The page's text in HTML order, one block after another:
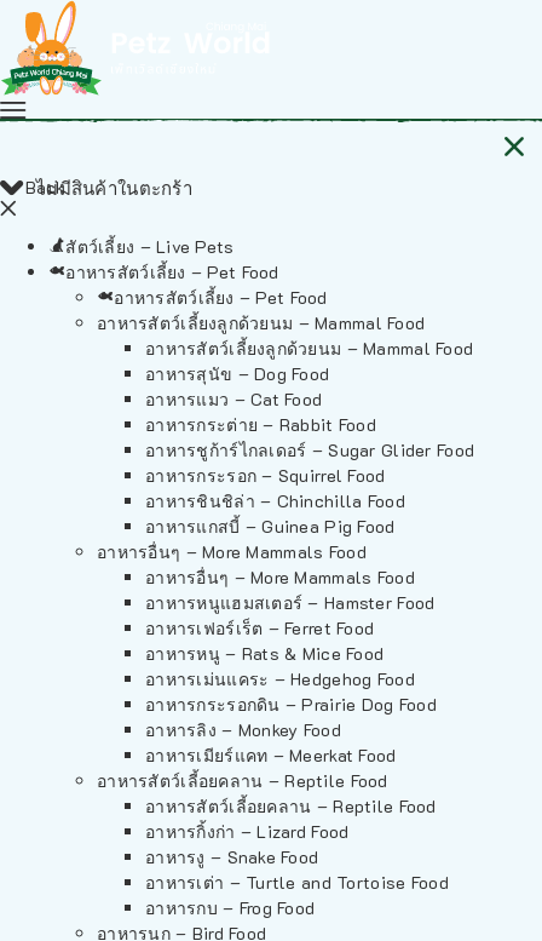
ไม่มีสินค้าในตะกร้า
Back
สัตว์เลี้ยง – Live Pets
อาหารสัตว์เลี้ยง – Pet Food
อาหารสัตว์เลี้ยง – Pet Food
อาหารสัตว์เลี้ยงลูกด้วยนม – Mammal Food
อาหารสัตว์เลี้ยงลูกด้วยนม – Mammal Food
อาหารสุนัข – Dog Food
อาหารแมว – Cat Food
อาหารกระต่าย – Rabbit Food
อาหารชูก้าร์ไกลเดอร์ – Sugar Glider Food
อาหารกระรอก – Squirrel Food
อาหารชินชิล่า – Chinchilla Food
อาหารแกสบี้ – Guinea Pig Food
อาหารอื่นๆ – More Mammals Food
อาหารอื่นๆ – More Mammals Food
อาหารหนูแฮมสเตอร์ – Hamster Food
อาหารเฟอร์เร็ต – Ferret Food
อาหารหนู – Rats & Mice Food
อาหารเม่นแคระ – Hedgehog Food
อาหารกระรอกดิน – Prairie Dog Food
อาหารลิง – Monkey Food
อาหารเมียร์แคท – Meerkat Food
อาหารสัตว์เลี้อยคลาน – Reptile Food
อาหารสัตว์เลี้อยคลาน – Reptile Food
อาหารกิ้งก่า – Lizard Food
อาหารงู – Snake Food
อาหารเต่า – Turtle and Tortoise Food
อาหารกบ – Frog Food
อาหารนก – Bird Food